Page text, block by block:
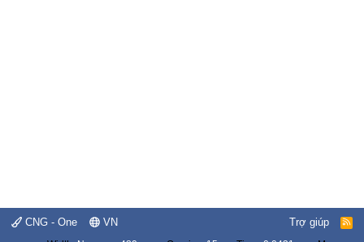
CNG - One VN Trợ giúp
R